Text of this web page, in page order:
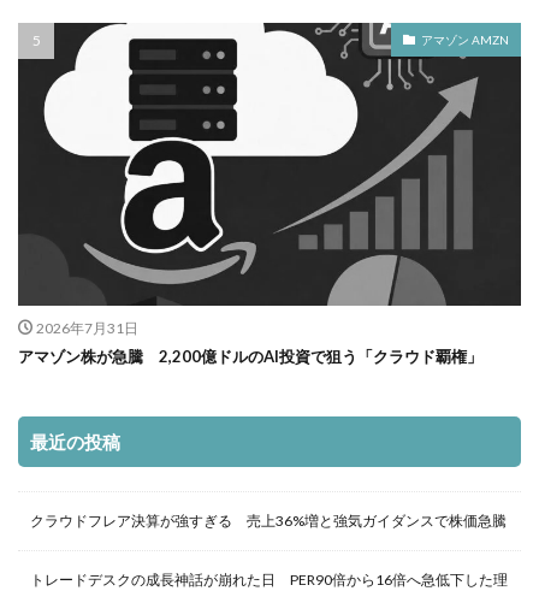
アマゾン AMZN
2026年7月31日
アマゾン株が急騰 2,200億ドルのAI投資で狙う「クラウド覇権」
最近の投稿
クラウドフレア決算が強すぎる 売上36%増と強気ガイダンスで株価急騰
トレードデスクの成長神話が崩れた日 PER90倍から16倍へ急低下した理